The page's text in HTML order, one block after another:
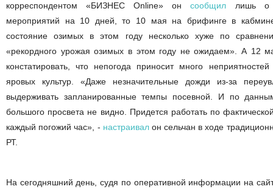
корреспондентом «БИЗНЕС Online» онсообщил лишь о
мероприятий на 10 дней, то 10 мая на брифинге в
состояние озимых в этом году несколько хуже по
«рекордного урожая озимых в этом году не ожидаем». А 12
констатировать, что непогода приносит много
яровых культур. «Даже незначительные дожди из-за
выдерживать запланированные темпы посевной. И по
большого просвета не видно. Придется работать по
каждый погожий час», - настраивалон сельчан в ходе
РТ.
На сегодняшний день, судя по оперативной информации на